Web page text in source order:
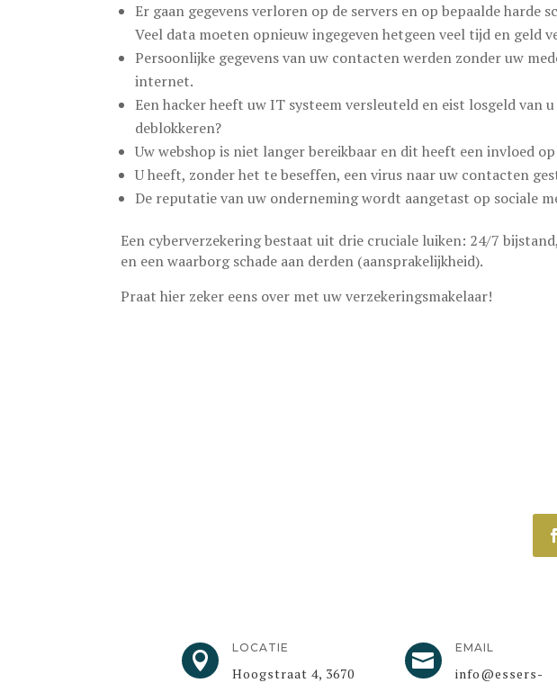
Er gaan gegevens verloren op de servers en op bepaalde harde
Veel data moeten opnieuw ingegeven hetgeen veel tijd en geld
Persoonlijke gegevens van uw contacten werden zonder uw
internet.
Een hacker heeft uw IT systeem versleuteld en eist losgeld van
deblokkeren?
Uw webshop is niet langer bereikbaar en dit heeft een invloed
U heeft, zonder het te beseffen, een virus naar uw contacten
De reputatie van uw onderneming wordt aangetast op sociale
Een cyberverzekering bestaat uit drie cruciale luiken: 24/7
en een waarborg schade aan derden (aansprakelijkheid).
Praat hier zeker eens over met uw verzekeringsmakelaar!

LOCATIE
Hoogstraat 4, 3670

EMAIL
info@essers-